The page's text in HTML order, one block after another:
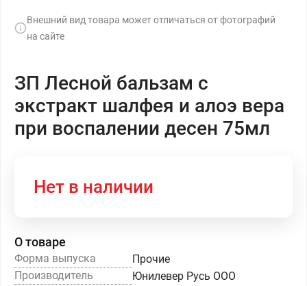
Внешний вид товара может отличаться от фотографий
на сайте
ЗП Лесной бальзам с
экстракт шалфея и алоэ вера
при воспалении десен 75мл
Нет в наличии
О товаре
Форма выпуска
Прочие
Производитель
Юнилевер Русь ООО